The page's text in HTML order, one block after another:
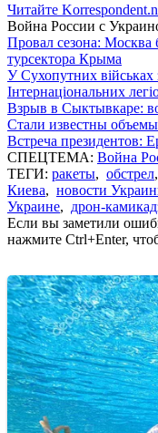
Читайте
Война России с
Провал сезона: Москва
турсектора Крыма
У Сухопутних військах
Інтернаціональних
Взрыв в Сыктывкаре:
Стали известны
Встреча президентов:
СПЕЦТЕМА: Война
ТЕГИ: ракеты, обстрел,
Киева, новости
Украине, дрон-
Если вы заметили
нажмите Ctrl+Enter,